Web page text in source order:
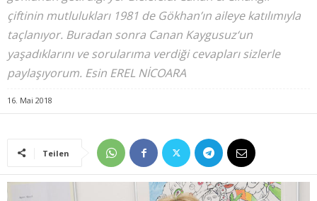
çiftinin mutlulukları 1981 de Gökhan’ın aileye katılımıyla
taçlanıyor. Buradan sonra Canan Kaygusuz‘un
yaşadıklarını ve sorularıma verdiği cevapları sizlerle
paylaşıyorum. Esin EREL NİCOARA
16. Mai 2018
Teilen